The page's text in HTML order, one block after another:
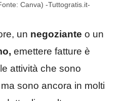
Canva) -Tuttogratis.it-
un negoziante o un
emettere fatture è
attività che sono
sono ancora in molti